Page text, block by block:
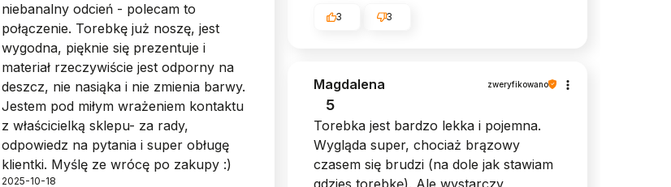
3 3
niebanalny odcień - polecam to
połączenie. Torebkę już noszę, jest
wygodna, pięknie się prezentuje i
materiał rzeczywiście jest odporny na
deszcz, nie nasiąka i nie zmienia barwy.
Jestem pod miłym wrażeniem kontaktu
z właścicielką sklepu- za rady,
odpowiedz na pytania i super obługę
klientki. Myślę ze wrócę po zakupy :)
2025-10-18
Magdalena zweryfikowano
5
Torebka jest bardzo lekka i pojemna.
Wygląda super, chociaż brązowy
czasem się brudzi (na dole jak stawiam
gdzies torebkę). Ale wystarczy